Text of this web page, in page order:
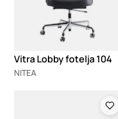
Vitra Lobby fotelja 104
NITEA